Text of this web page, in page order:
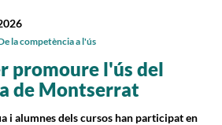
promoure l'ús del
de Montserrat
i alumnes dels cursos han participat en
la competència a l'ús